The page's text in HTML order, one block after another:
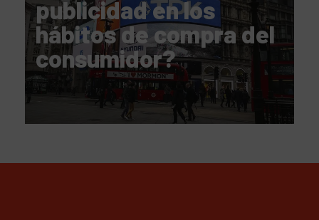
publicidad en los
hábitos de compra del
consumidor?